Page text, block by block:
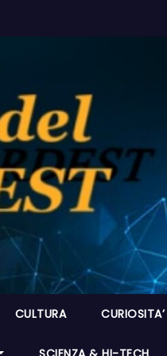
CULTURA CURIOSITA’